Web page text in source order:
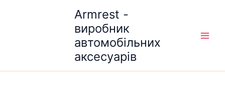
Armrest -
виробник
автомобільних
аксесуарів